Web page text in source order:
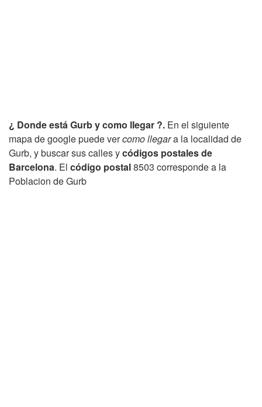
¿ Donde está Gurb y como llegar ?. En el siguiente
mapa de google puede vercomo llegara la localidad de
Gurb, y buscar sus calles ycódigos postales de
Barcelona. El código postal8503 corresponde a la
Poblacion de Gurb